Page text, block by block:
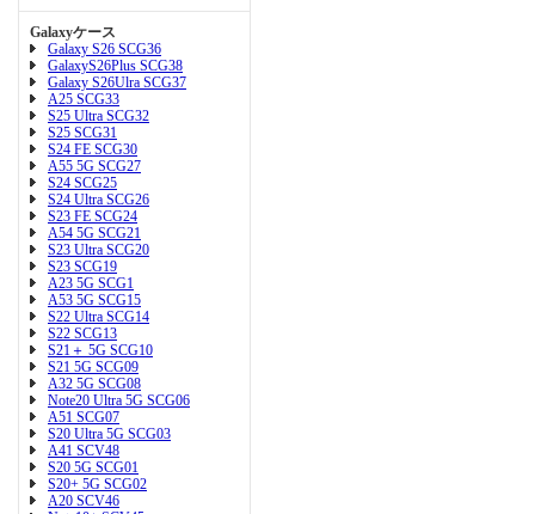
Galaxyケース
Galaxy S26 SCG36
GalaxyS26Plus SCG38
Galaxy S26Ulra SCG37
A25 SCG33
S25 Ultra SCG32
S25 SCG31
S24 FE SCG30
A55 5G SCG27
S24 SCG25
S24 Ultra SCG26
S23 FE SCG24
A54 5G SCG21
S23 Ultra SCG20
S23 SCG19
A23 5G SCG1
A53 5G SCG15
S22 Ultra SCG14
S22 SCG13
S21＋ 5G SCG10
S21 5G SCG09
A32 5G SCG08
Note20 Ultra 5G SCG06
A51 SCG07
S20 Ultra 5G SCG03
A41 SCV48
S20 5G SCG01
S20+ 5G SCG02
A20 SCV46